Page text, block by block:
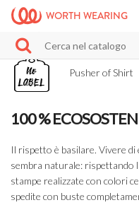
WORTH WEARING
Pusher of Shirt
100 %
Il rispetto è basilare. Vivere
sembra naturale: rispettando
stampe realizzate con colori
spedite con buste